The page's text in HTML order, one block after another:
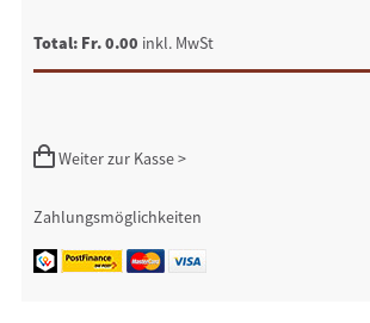
Total: Fr. 0.00 inkl. MwSt
Weiter zur Kasse >
Zahlungsmöglichkeiten